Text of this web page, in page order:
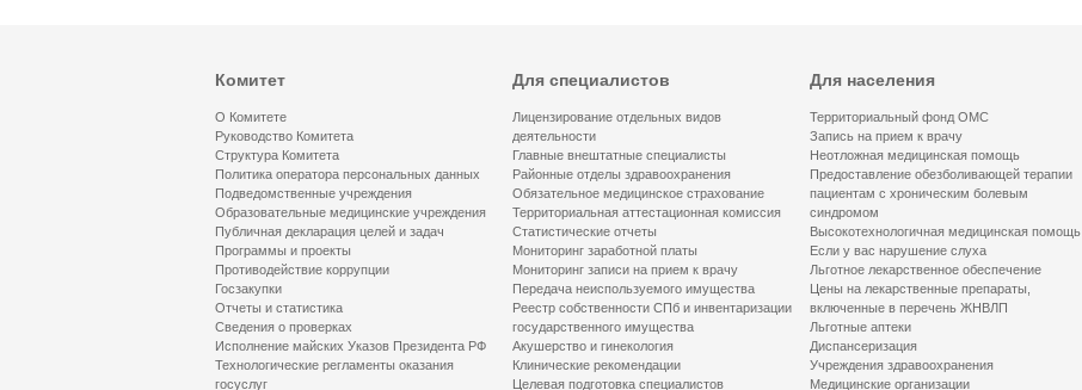
Комитет
О Комитете
Руководство Комитета
Структура Комитета
Политика оператора персональных данных
Подведомственные учреждения
Образовательные медицинские учреждения
Публичная декларация целей и задач
Программы и проекты
Противодействие коррупции
Госзакупки
Отчеты и статистика
Сведения о проверках
Исполнение майских Указов Президента РФ
Технологические регламенты оказания
госуслуг
Для специалистов
Лицензирование отдельных видов
деятельности
Главные внештатные специалисты
Районные отделы здравоохранения
Обязательное медицинское страхование
Территориальная аттестационная комиссия
Статистические отчеты
Мониторинг заработной платы
Мониторинг записи на прием к врачу
Передача неиспользуемого имущества
Реестр собственности СПб и инвентаризации
государственного имущества
Акушерство и гинекология
Клинические рекомендации
Целевая подготовка специалистов
Для населения
Территориальный фонд ОМС
Запись на прием к врачу
Неотложная медицинская помощь
Предоставление обезболивающей терапии
пациентам с хроническим болевым
синдромом
Высокотехнологичная медицинская помощь
Если у вас нарушение слуха
Льготное лекарственное обеспечение
Цены на лекарственные препараты,
включенные в перечень ЖНВЛП
Льготные аптеки
Диспансеризация
Учреждения здравоохранения
Медицинские организации